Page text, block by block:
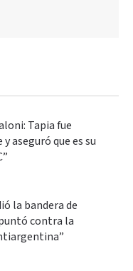
Tapia fue
aseguró que es su
la bandera de
contra la